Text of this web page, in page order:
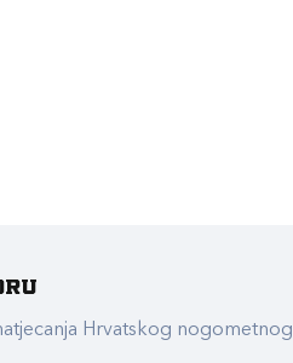
Hrvatskog nogometnog